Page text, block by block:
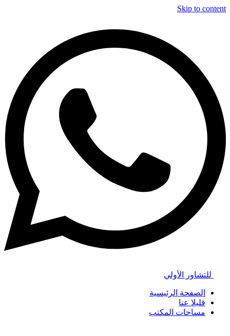
Skip to content
للتشاور الأولي
الصفحة الرئيسية
قليلا عنا
مساحات المكتب